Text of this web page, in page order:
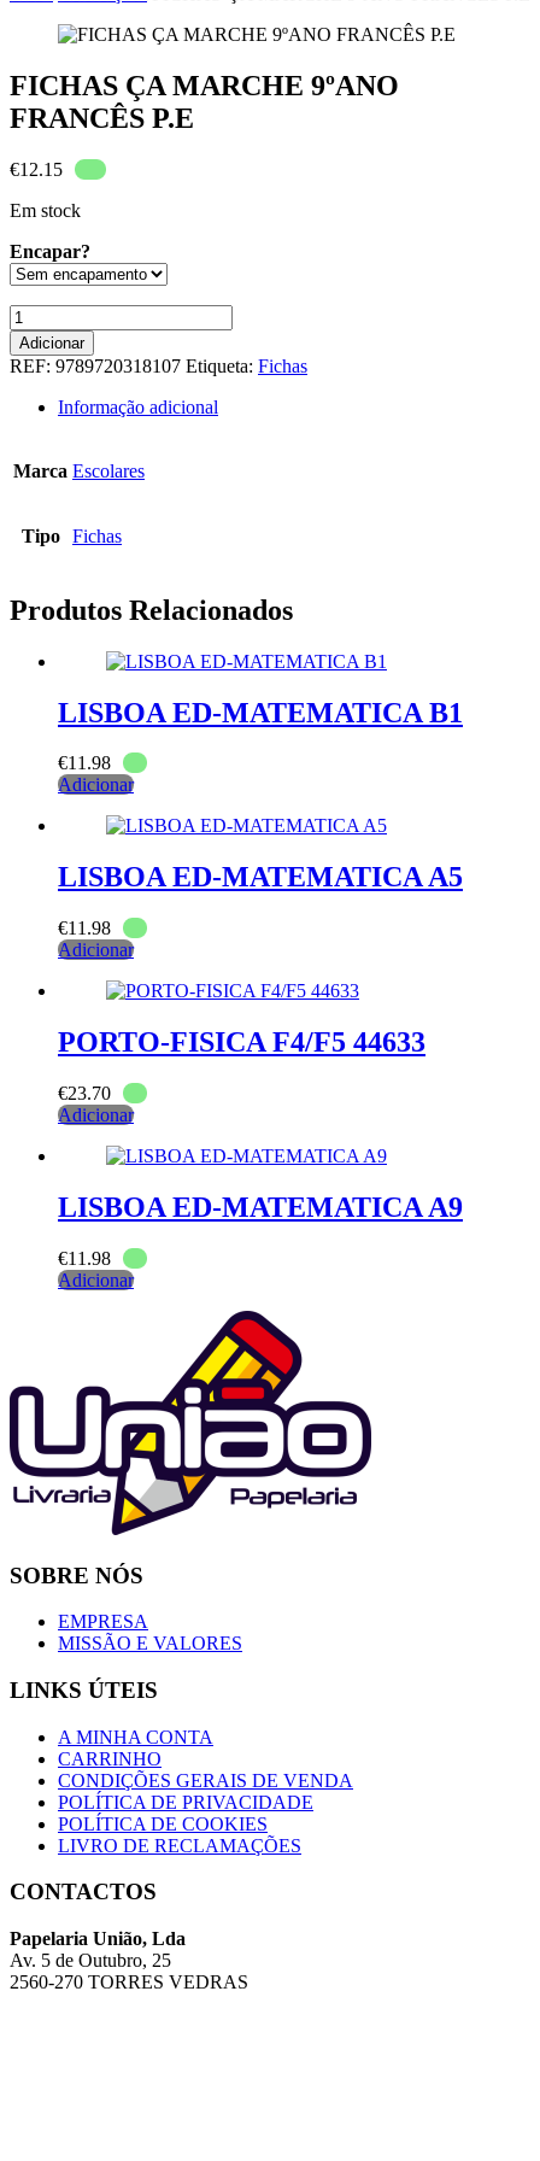
FICHAS ÇA MARCHE 9ºANO
FRANCÊS P.E
€12.15
Em stock
Encapar?
Quantidade
de
FICHAS
ÇA
MARCHE
9ºANO
P.E
Adicionar
REF: 9789720318107 Etiqueta: Fichas
Informação adicional
Marca Escolares
Tipo Fichas
Produtos Relacionados
LISBOA ED-MATEMATICA B1
€11.98
Adicionar
LISBOA ED-MATEMATICA A5
€11.98
Adicionar
PORTO-FISICA F4/F5 44633
€23.70
Adicionar
LISBOA ED-MATEMATICA A9
€11.98
Adicionar
SOBRE NÓS
EMPRESA
MISSÃO E VALORES
LINKS ÚTEIS
A MINHA CONTA
CARRINHO
CONDIÇÕES GERAIS DE VENDA
POLÍTICA DE PRIVACIDADE
POLÍTICA DE COOKIES
LIVRO DE RECLAMAÇÕES
CONTACTOS
Papelaria União, Lda
Av. 5 de Outubro, 25
2560-270 TORRES VEDRAS